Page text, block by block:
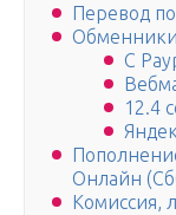
Перевод
Обменники
С
12.4
Онлайн
Комиссия,